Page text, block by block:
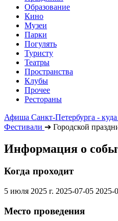
Образование
Кино
Музеи
Парки
Погулять
Туристу
Театры
Пространства
Клубы
Прочее
Рестораны
Афиша Санкт-Петербурга - куда
Фестивали ➔ Городской
Информация о
Когда проходит
5 июля 2025 г. 2025-07-05 2025-
Место проведения